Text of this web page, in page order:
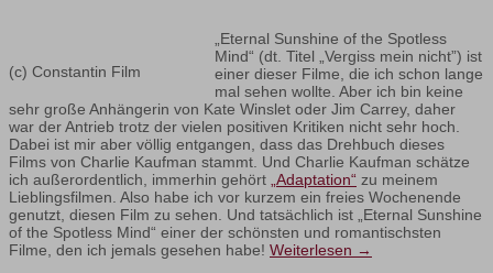
(c) Constantin Film
„Eternal Sunshine of the Spotless
Mind“ (dt. Titel „Vergiss mein nicht”) ist
einer dieser Filme, die ich schon lange
mal sehen wollte. Aber ich bin keine
sehr große Anhängerin von Kate Winslet oder Jim Carrey, daher
war der Antrieb trotz der vielen positiven Kritiken nicht sehr hoch.
Dabei ist mir aber völlig entgangen, dass das Drehbuch dieses
Films von Charlie Kaufman stammt. Und Charlie Kaufman schätze
ich außerordentlich, immerhin gehört „Adaptation“ zu meinem
Lieblingsfilmen. Also habe ich vor kurzem ein freies Wochenende
genutzt, diesen Film zu sehen. Und tatsächlich ist „Eternal Sunshine
of the Spotless Mind“ einer der schönsten und romantischsten
Filme, den ich jemals gesehen habe! Weiterlesen →